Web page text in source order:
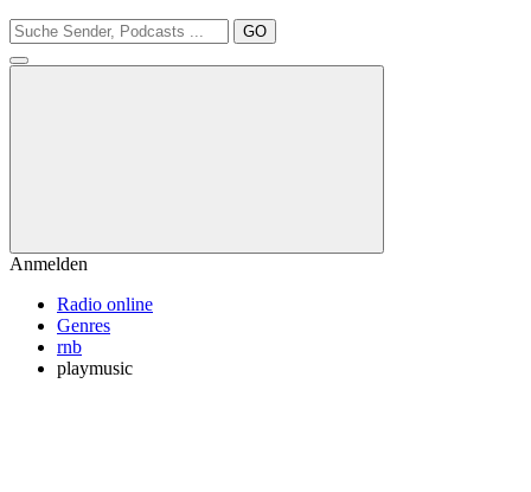
GO
Anmelden
Radio online
Genres
rnb
playmusic